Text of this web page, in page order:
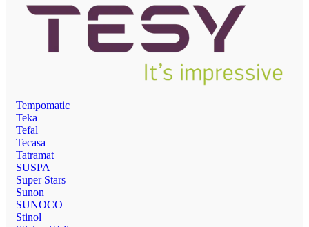
Tempomatic
Teka
Tefal
Tecasa
Tatramat
SUSPA
Super Stars
Sunon
SUNOCO
Stinol